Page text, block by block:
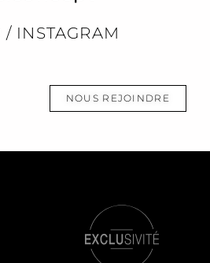
/ INSTAGRAM
NOUS REJOINDRE